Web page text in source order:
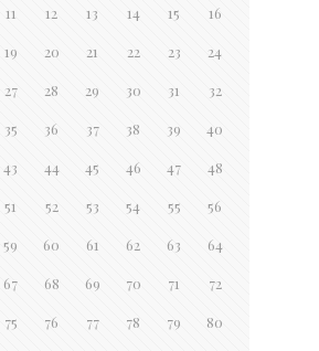
11 12 13 14 15 16
19 20 21 22 23 24
27 28 29 30 31 32
35 36 37 38 39 40
43 44 45 46 47 48
51 52 53 54 55 56
59 60 61 62 63 64
67 68 69 70 71 72
75 76 77 78 79 80